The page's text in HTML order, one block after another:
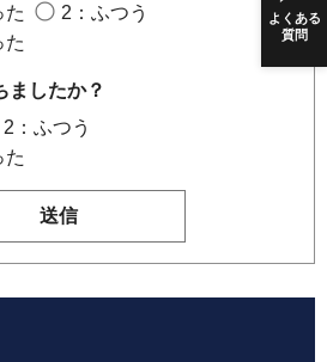
よくある
質問
た
2：ふつう
た
ましたか？
2：ふつう
た